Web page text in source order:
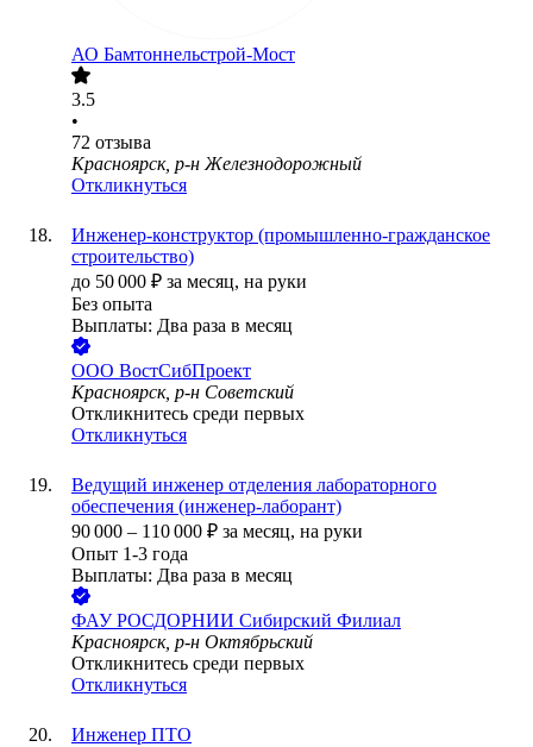
АО Бамтоннельстрой-Мост
3.5
•
72 отзыва
Красноярск, р-н Железнодорожный
Откликнуться
Инженер-конструктор (промышленно-гражданское
строительство)
до 50 000 ₽ за месяц, на руки
Без опыта
Выплаты: Два раза в месяц
ООО ВостСибПроект
Красноярск, р-н Советский
Откликнитесь среди первых
Откликнуться
Ведущий инженер отделения лабораторного
обеспечения (инженер-лаборант)
90 000 – 110 000 ₽ за месяц, на руки
Опыт 1-3 года
Выплаты: Два раза в месяц
ФАУ РОСДОРНИИ Сибирский Филиал
Красноярск, р-н Октябрьский
Откликнитесь среди первых
Откликнуться
Инженер ПТО